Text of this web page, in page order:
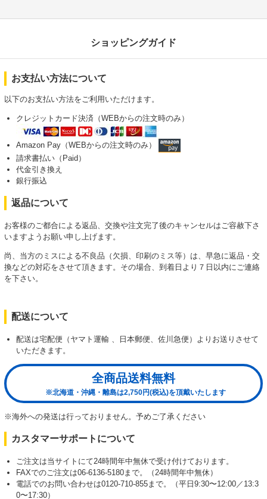
ショッピングガイド
お支払い方法について
以下のお支払い方法をご利用いただけます。
クレジットカード決済（WEBからの注文時のみ）
Amazon Pay（WEBからの注文時のみ）
請求書払い（Paid）
代金引き換え
銀行振込
返品について
お客様のご都合による返品、交換や注文完了後のキャンセルはご容赦下さ
いますようお願い申し上げます。
尚、当方のミスによる不良品（欠損、印刷のミス等）は、早急に返品・交
換などの対応をさせて頂きます。その場合、到着日より７日以内にご連絡
を下さい。
配送について
配送は宅配便（ヤマト運輸 、日本郵便、佐川急便）よりお送りさせて
いただきます。
全商品送料無料
※北海道・沖縄・離島は2,750円(税込)を頂戴いたします
※海外への発送は行っておりません。予めご了承ください
カスタマーサポートについて
ご注文は当サイトにて24時間年中無休で受け付けております。
FAXでのご注文は06-6136-5180まで。（24時間年中無休）
電話でのお問い合わせは0120-710-855まで。（平日9:30〜12:00／13:3
0〜17:30）